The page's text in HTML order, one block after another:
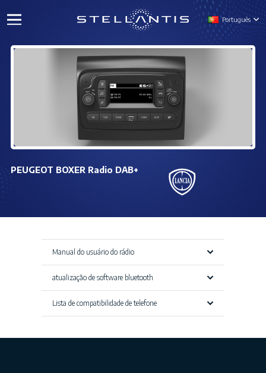
Português
PEUGEOT BOXER Radio DAB+
Manual do usuário do rádio
atualização de software bluetooth
Lista de compatibilidade de telefone